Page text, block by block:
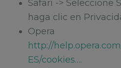
Safari -> Seleccione
haga clic en
Opera
http://
ES/cookies….